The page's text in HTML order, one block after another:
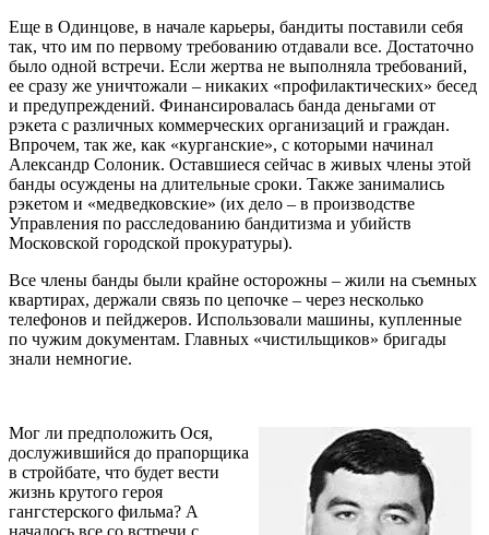
Еще в Одинцове, в начале карьеры, бандиты поставили себя
так, что им по первому требованию отдавали все. Достаточно
было одной встречи. Если жертва не выполняла требований,
ее сразу же уничтожали – никаких «профилактических» бесед
и предупреждений. Финансировалась банда деньгами от
рэкета с различных коммерческих организаций и граждан.
Впрочем, так же, как «курганские», с которыми начинал
Александр Солоник. Оставшиеся сейчас в живых члены этой
банды осуждены на длительные сроки. Также занимались
рэкетом и «медведковские» (их дело – в производстве
Управления по расследованию бандитизма и убийств
Московской городской прокуратуры).
Все члены банды были крайне осторожны – жили на съемных
квартирах, держали связь по цепочке – через несколько
телефонов и пейджеров. Использовали машины, купленные
по чужим документам. Главных «чистильщиков» бригады
знали немногие.
Мог ли предположить Ося,
дослужившийся до прапорщика
в стройбате, что будет вести
жизнь крутого героя
гангстерского фильма? А
началось все со встречи с